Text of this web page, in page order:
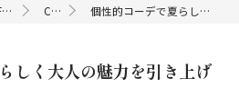
COLUMN 個性的コーデで夏らしく大人の魅力を引き上げる着こなし術
しく大人の魅力を引き上げ